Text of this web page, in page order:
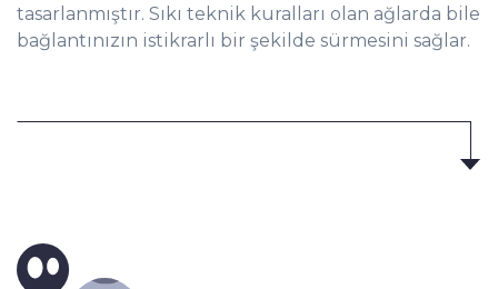
tasarlanmıştır. Sıkı teknik kuralları olan ağlarda bile
bağlantınızın istikrarlı bir şekilde sürmesini sağlar.